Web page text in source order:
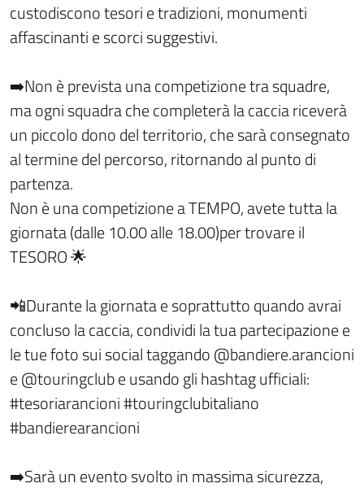
custodiscono tesori e tradizioni, monumenti
affascinanti e scorci suggestivi.
➡️Non è prevista una competizione tra squadre,
ma ogni squadra che completerà la caccia riceverà
un piccolo dono del territorio, che sarà consegnato
al termine del percorso, ritornando al punto di
partenza.
Non è una competizione a TEMPO, avete tutta la
giornata (dalle 10.00 alle 18.00)per trovare il
TESORO 🌟
📲Durante la giornata e soprattutto quando avrai
concluso la caccia, condividi la tua partecipazione e
le tue foto sui social taggando @bandiere.arancioni
e @touringclub e usando gli hashtag ufficiali:
#tesoriarancioni #touringclubitaliano
#bandierearancioni
➡️Sarà un evento svolto in massima sicurezza,